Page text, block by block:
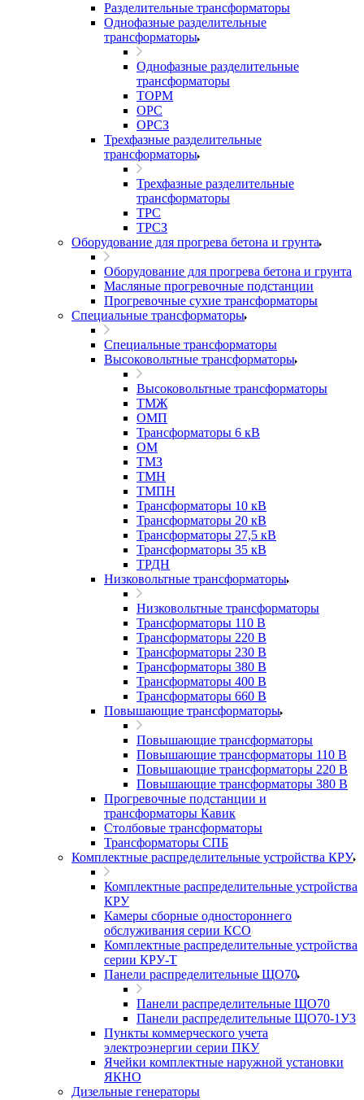
Разделительные трансформаторы
Однофазные разделительные
трансформаторы
Однофазные разделительные
трансформаторы
ТОРМ
ОРС
ОРСЗ
Трехфазные разделительные
трансформаторы
Трехфазные разделительные
трансформаторы
ТРС
ТРСЗ
Оборудование для прогрева бетона и грунта
Оборудование для прогрева бетона и грунта
Масляные прогревочные подстанции
Прогревочные сухие трансформаторы
Специальные трансформаторы
Специальные трансформаторы
Высоковольтные трансформаторы
Высоковольтные трансформаторы
ТМЖ
ОМП
Трансформаторы 6 кВ
ОМ
ТМЗ
ТМН
ТМПН
Трансформаторы 10 кВ
Трансформаторы 20 кВ
Трансформаторы 27,5 кВ
Трансформаторы 35 кВ
ТРДН
Низковольтные трансформаторы
Низковольтные трансформаторы
Трансформаторы 110 В
Трансформаторы 220 В
Трансформаторы 230 В
Трансформаторы 380 В
Трансформаторы 400 В
Трансформаторы 660 В
Повышающие трансформаторы
Повышающие трансформаторы
Повышающие трансформаторы 110 В
Повышающие трансформаторы 220 В
Повышающие трансформаторы 380 В
Прогревочные подстанции и
трансформаторы Кавик
Столбовые трансформаторы
Трансформаторы СПБ
Комплектные распределительные устройства КРУ
Комплектные распределительные устройства
КРУ
Камеры сборные одностороннего
обслуживания серии КСО
Комплектные распределительные устройства
серии КРУ-Т
Панели распределительные ЩО70
Панели распределительные ЩО70
Панели распределительные ЩО70-1У3
Пункты коммерческого учета
электроэнергии серии ПКУ
Ячейки комплектные наружной установки
ЯКНО
Дизельные генераторы